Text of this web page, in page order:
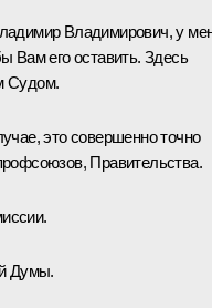
Владимирович, у
Вам его оставить. Здесь
Судом.
это совершенно точно
Правительства.
Думы.